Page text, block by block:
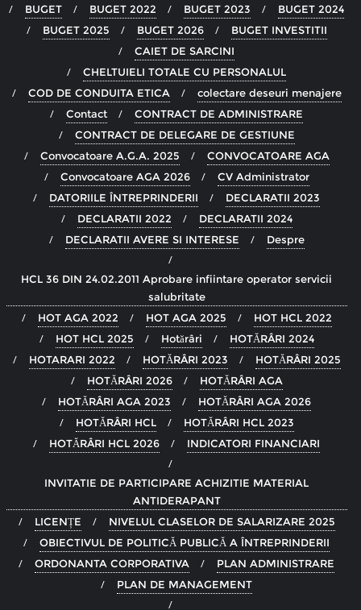
BUGET
BUGET 2022 BUGET 2023
BUGET 2024
BUGET 2025
BUGET 2026
BUGET INVESTITII
CAIET DE SARCINI
CHELTUIELI TOTALE CU PERSONALUL
COD DE CONDUITA ETICA
colectare deseuri menajere
Contact
CONTRACT DE ADMINISTRARE
CONTRACT DE DELEGARE DE GESTIUNE
Convocatoare A.G.A. 2025
CONVOCATOARE AGA
Convocatoare AGA 2026
CV Administrator
DATORIILE ÎNTREPRINDERII
DECLARATII 2023
DECLARATII 2022
DECLARATII 2024
DECLARATII AVERE SI INTERESE
Despre
HCL 36 DIN 24.02.2011 Aprobare infiintare operator servicii
salubritate
HOT AGA 2022
HOT AGA 2025
HOT HCL 2022
HOT HCL 2025
Hotărâri
HOTĂRÂRI 2024
HOTARARI 2022
HOTĂRÂRI 2023
HOTĂRÂRI 2025
HOTĂRÂRI 2026
HOTĂRÂRI AGA
HOTĂRÂRI AGA 2023
HOTĂRÂRI AGA 2026
HOTĂRÂRI HCL
HOTĂRÂRI HCL 2023
HOTĂRÂRI HCL 2026
INDICATORI FINANCIARI
INVITATIE DE PARTICIPARE ACHIZITIE MATERIAL
ANTIDERAPANT
LICENȚE
NIVELUL CLASELOR DE SALARIZARE 2025
OBIECTIVUL DE POLITICĂ PUBLICĂ A ÎNTREPRINDERII
ORDONANTA CORPORATIVA
PLAN ADMINISTRARE
PLAN DE MANAGEMENT